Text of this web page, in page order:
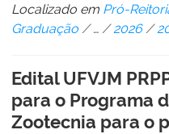
Localizado em Pró-
Graduação /… /2026 /
Edital UFVJM
para o Programa
Zootecnia para o